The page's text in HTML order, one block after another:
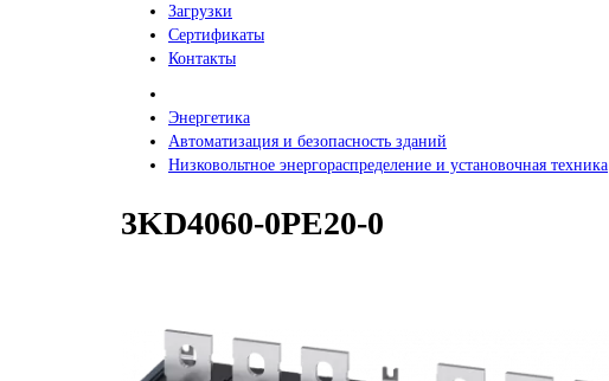
Загрузки
Сертификаты
Контакты
Энергетика
Автоматизация и безопасность зданий
Низковольтное энергораспределение и установочная техника
3KD4060-0PE20-0